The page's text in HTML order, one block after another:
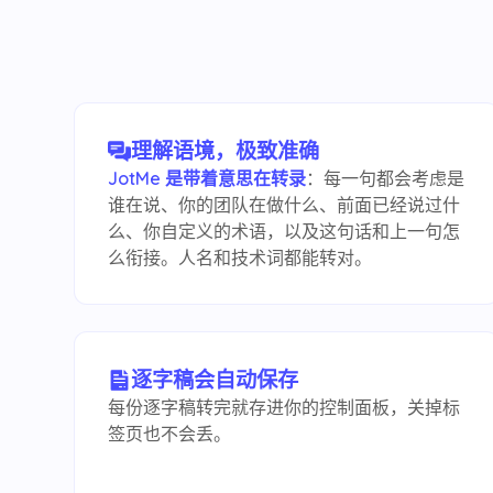
理解语境，极致准确
JotMe 是带着意思在转录：每一句都会考虑是
谁在说、你的团队在做什么、前面已经说过什
么、你自定义的术语，以及这句话和上一句怎
么衔接。人名和技术词都能转对。
逐字稿会自动保存
每份逐字稿转完就存进你的控制面板，关掉标
签页也不会丢。